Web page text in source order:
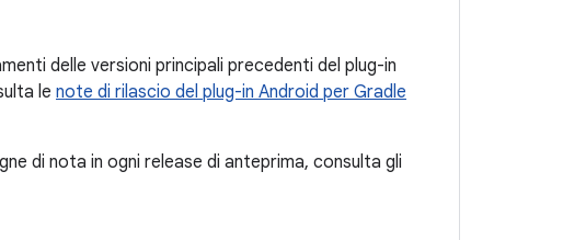
delle versioni principali precedenti del plug-in
le note di rilascio del plug-in Android per Gradle
di nota in ogni release di anteprima, consulta gli